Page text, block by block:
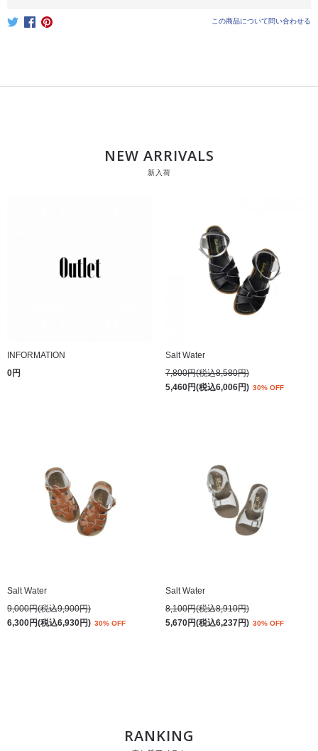
この商品について問い合わせる
NEW ARRIVALS
新入荷
INFORMATION
0円
Salt Water
7,800円(税込8,580円)
5,460円(税込6,006円) 30% OFF
Salt Water
9,000円(税込9,900円)
6,300円(税込6,930円) 30% OFF
Salt Water
8,100円(税込8,910円)
5,670円(税込6,237円) 30% OFF
RANKING